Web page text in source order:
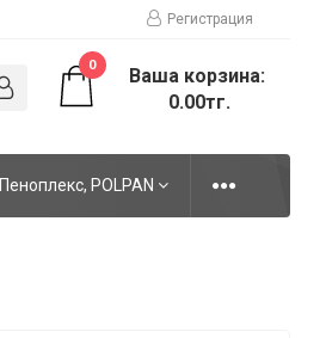
Регистрация
0
Ваша корзина:
0.00тг.
Пеноплекс, POLPAN